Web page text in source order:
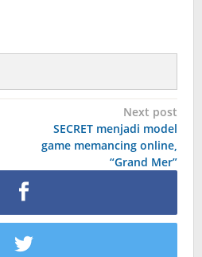
Next post
SECRET menjadi model
game memancing online,
“Grand Mer”